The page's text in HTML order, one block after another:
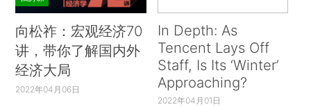
向松祚：宏观经济70
讲，带你了解国内外
经济大局
2022年04月06日
In Depth: As
Tencent Lays Off
Staff, Is Its ‘Winter’
Approaching?
2022年04月01日